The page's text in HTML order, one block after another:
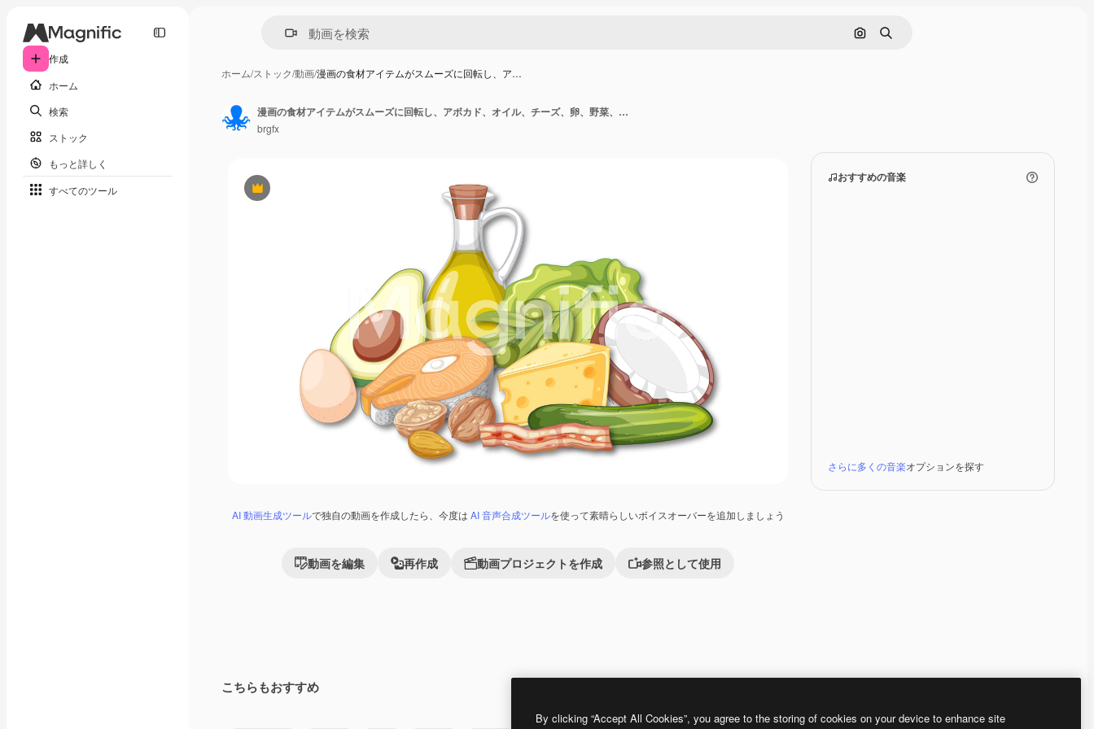
作成
ホーム
検索
ストック
もっと詳しく
すべてのツール
画像で検索
検索
ホーム/ストック/動画/漫画の食材アイテムがスムーズに回転し、ア…
Premium
AI 動画生成ツールで独自の動画を作成したら、今度は AI 音声合成ツールを使って素晴らしいボイスオーバーを追加しましょう
動画を編集 再作成 動画プロジェクトを作成 参照として使用
おすすめの音楽
さらに多くの音楽オプションを探す
漫画の食材アイテムがスムーズに回転し、アボカド、オイル、チーズ、卵、野菜、ナッツを強調表示しています。
brgfx
こちらもおすすめ
By clicking “Accept All Cookies”, you agree to the storing of cookies on your device to enhance site